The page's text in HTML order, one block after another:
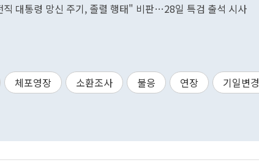
대통령 망신 주기, 졸렬 행태" 비판…28일 특검 출석 시사
체포영장 소환조사 불응 연장
기일변경